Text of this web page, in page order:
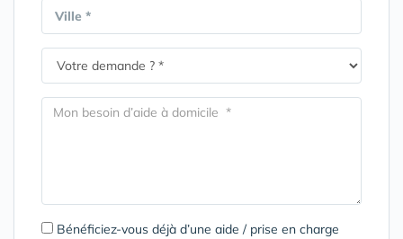
Ville *
Bénéficiez-vous déjà d’une aide / prise en charge